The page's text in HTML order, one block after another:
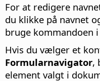
For at redigere
du klikke på navnet
bruge kommandoen
Hvis du vælger et
Formularnavigator,
element valgt i